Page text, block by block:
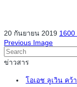
20 กันยายน 2019 1600
Previous Image
ข่าวสาร
โอเอช ลูเวิน คว้